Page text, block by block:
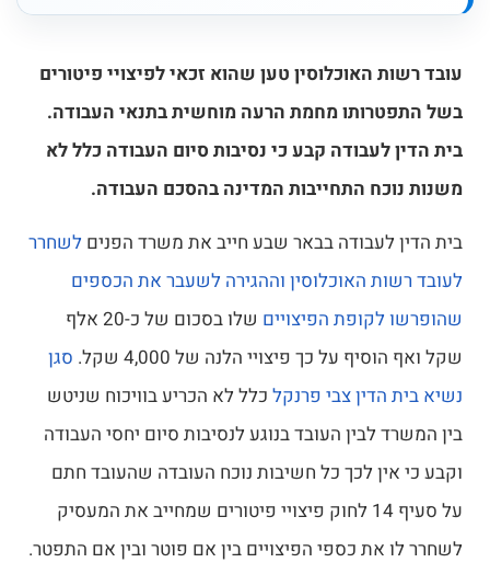
עובד רשות האוכלוסין טען שהוא זכאי לפיצויי פיטורים
בשל התפטרותו מחמת הרעה מוחשית בתנאי העבודה.
בית הדין לעבודה קבע כי נסיבות סיום העבודה כלל לא
משנות נוכח התחייבות המדינה בהסכם העבודה.
בית הדין לעבודה בבאר שבע חייב את משרד הפנים לשחרר
לעובד רשות האוכלוסין וההגירה לשעבר את הכספים
שהופרשו לקופת הפיצויים
שלו בסכום של כ-20 אלף
שקל ואף הוסיף על כך פיצויי הלנה של 4,000 שקל.
סגן
נשיא בית הדין צבי פרנקל כלל לא הכריע בוויכוח שניטש
בין המשרד לבין העובד בנוגע לנסיבות סיום יחסי העבודה
וקבע כי אין לכך כל חשיבות נוכח העובדה שהעובד חתם
על סעיף 14 לחוק פיצויי פיטורים שמחייב את המעסיק
לשחרר לו את כספי הפיצויים בין אם פוטר ובין אם התפטר.